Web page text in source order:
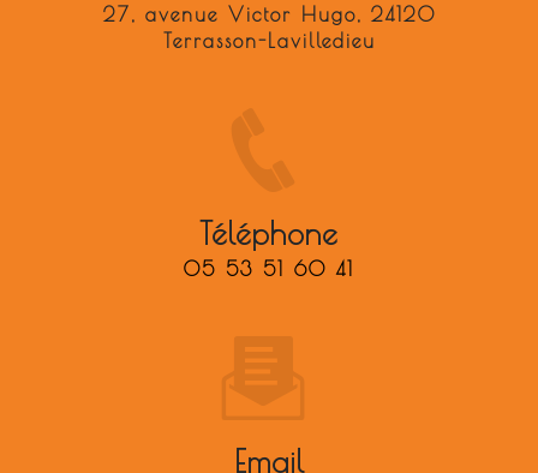
27, avenue Victor Hugo, 24120
Terrasson-Lavilledieu
Téléphone
05 53 51 60 41
Email